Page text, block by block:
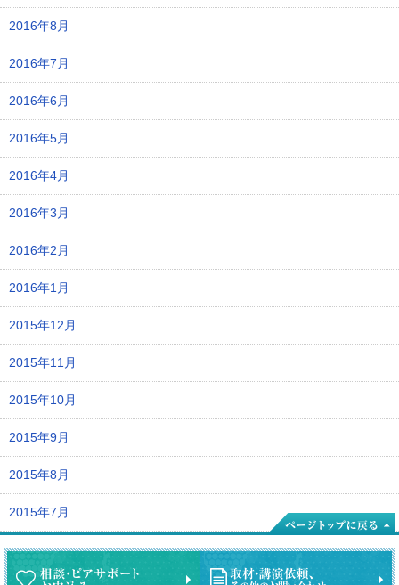
2016年8月
2016年7月
2016年6月
2016年5月
2016年4月
2016年3月
2016年2月
2016年1月
2015年12月
2015年11月
2015年10月
2015年9月
2015年8月
2015年7月